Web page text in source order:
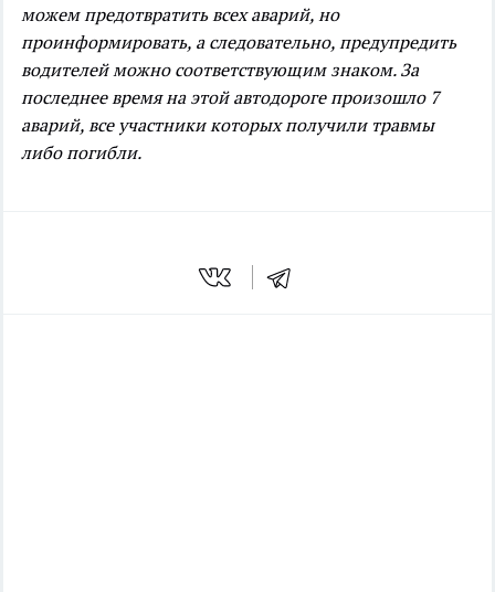
можем предотвратить всех аварий, но
проинформировать, а следовательно, предупредить
водителей можно соответствующим знаком. За
последнее время на этой автодороге произошло 7
аварий, все участники которых получили травмы
либо погибли.